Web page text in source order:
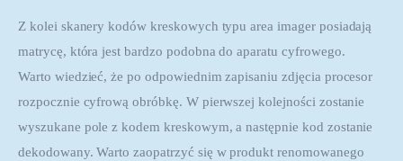
Z kolei skanery kodów kreskowych typu area imager posiadają
matrycę, która jest bardzo podobna do aparatu cyfrowego.
Warto wiedzieć, że po odpowiednim zapisaniu zdjęcia procesor
rozpocznie cyfrową obróbkę. W pierwszej kolejności zostanie
wyszukane pole z kodem kreskowym, a następnie kod zostanie
dekodowany. Warto zaopatrzyć się w produkt renomowanego